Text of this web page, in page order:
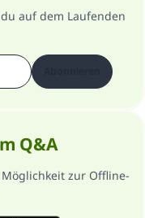
auf dem Laufenden
Q&A
zur Offline-